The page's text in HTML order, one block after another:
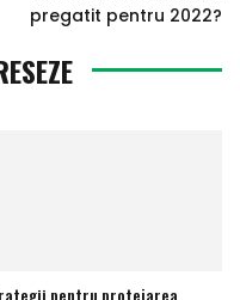
pregatit pentru 2022?
pentru protejarea